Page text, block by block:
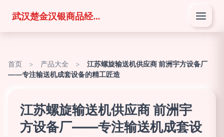
武汉楚金汉银商品经营有限公司
首页 > 产品大全 >
江苏螺旋输送机供应商 前洲宇方设备厂
——专注输送机成套设备的精工匠造
江苏螺旋输送机供应商 前洲宇
方设备厂——专注输送机成套设